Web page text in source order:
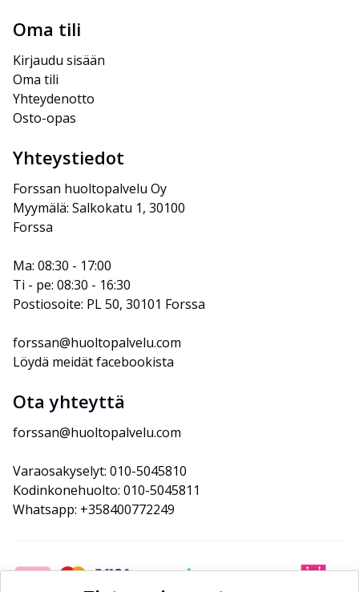
Oma tili
Kirjaudu sisään
Oma tili
Yhteydenotto
Osto-opas
Yhteystiedot
Forssan huoltopalvelu Oy
Myymälä: Salkokatu 1, 30100
Forssa
Ma: 08:30 - 17:00
Ti - pe: 08:30 - 16:30
Postiosoite: PL 50, 30101 Forssa
forssan@huoltopalvelu.com
Löydä meidät facebookista
Ota yhteyttä
forssan@huoltopalvelu.com
Varaosakyselyt: 010-5045810
Kodinkonehuolto: 010-5045811
Whatsapp: +358400772249